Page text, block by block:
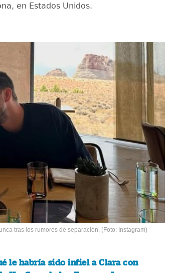
en Estados Unidos.
tras los rumores de separación. (Foto: Instagram)
le habría sido infiel a Clara con